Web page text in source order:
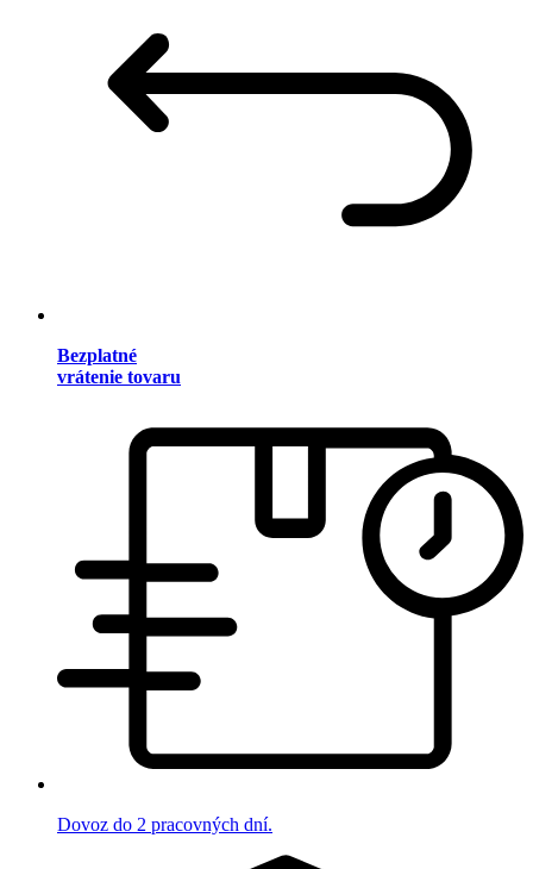
Bezplatné
vrátenie tovaru
Dovoz do 2 pracovných dní.